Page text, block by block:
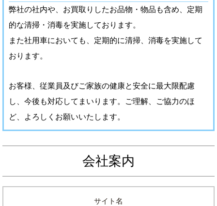
弊社の社内や、お買取りしたお品物・物品も含め、定期
的な清掃・消毒を実施しております。
また社用車においても、定期的に清掃、消毒を実施して
おります。
お客様、従業員及びご家族の健康と安全に最大限配慮
し、今後も対応してまいります。ご理解、ご協力のほ
ど、よろしくお願いいたします。
会社案内
サイト名